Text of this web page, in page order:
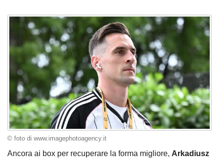
© foto di www.imagephotoagency.it
Ancora ai box per recuperare la forma migliore, Arkadiusz